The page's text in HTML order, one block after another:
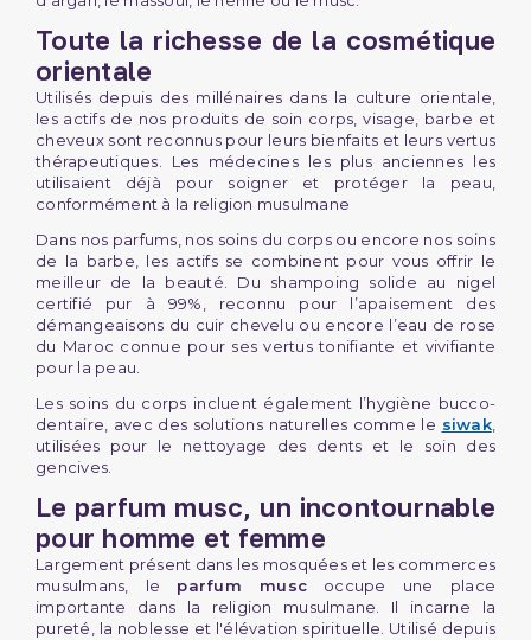
Toute la richesse de la cosmétique
orientale
Utilisés depuis des millénaires dans la culture orientale,
les actifs de nos produits de soin corps, visage, barbe et
cheveux sont reconnus pour leurs bienfaits et leurs vertus
thérapeutiques. Les médecines les plus anciennes les
utilisaient déjà pour soigner et protéger la peau,
conformément à la religion musulmane
Dans nos parfums, nos soins du corps ou encore nos soins
de la barbe, les actifs se combinent pour vous offrir le
meilleur de la beauté. Du shampoing solide au nigel
certifié pur à 99%, reconnu pour l’apaisement des
démangeaisons du cuir chevelu ou encore l’eau de rose
du Maroc connue pour ses vertus tonifiante et vivifiante
pour la peau.
Les soins du corps incluent également l’hygiène bucco-
dentaire, avec des solutions naturelles comme le siwak,
utilisées pour le nettoyage des dents et le soin des
gencives.
Le parfum musc, un incontournable
pour homme et femme
Largement présent dans les mosquées et les commerces
musulmans, le parfum musc occupe une place
importante dans la religion musulmane. Il incarne la
pureté, la noblesse et l'élévation spirituelle. Utilisé depuis